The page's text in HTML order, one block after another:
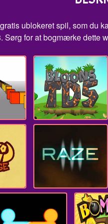
ublokeret spil, som du
for at bogmærke dette